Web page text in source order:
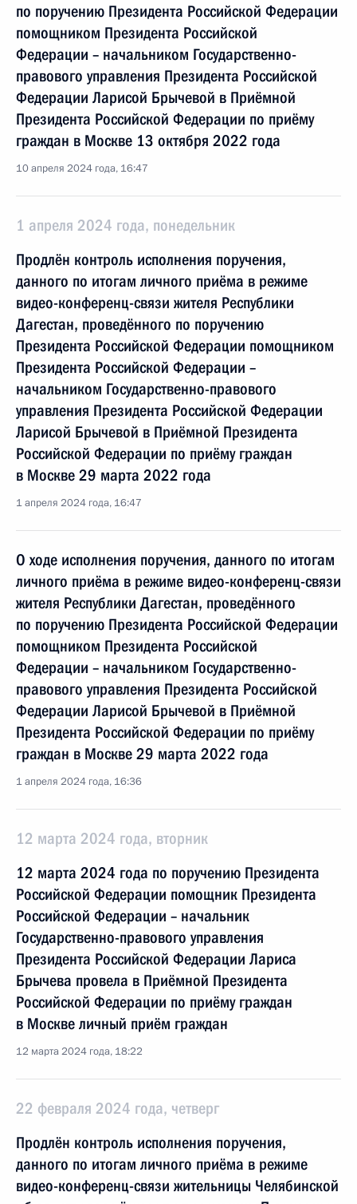
по поручению Президента Российской Федерации
помощником Президента Российской
Федерации – начальником Государственно-
правового управления Президента Российской
Федерации Ларисой Брычевой в Приёмной
Президента Российской Федерации по приёму
граждан в Москве 13 октября 2022 года
10 апреля 2024 года, 16:47
1 апреля 2024 года, понедельник
Продлён контроль исполнения поручения,
данного по итогам личного приёма в режиме
видео-конференц-связи жителя Республики
Дагестан, проведённого по поручению
Президента Российской Федерации помощником
Президента Российской Федерации –
начальником Государственно-правового
управления Президента Российской Федерации
Ларисой Брычевой в Приёмной Президента
Российской Федерации по приёму граждан
в Москве 29 марта 2022 года
1 апреля 2024 года, 16:47
О ходе исполнения поручения, данного по итогам
личного приёма в режиме видео-конференц-связи
жителя Республики Дагестан, проведённого
по поручению Президента Российской Федерации
помощником Президента Российской
Федерации – начальником Государственно-
правового управления Президента Российской
Федерации Ларисой Брычевой в Приёмной
Президента Российской Федерации по приёму
граждан в Москве 29 марта 2022 года
1 апреля 2024 года, 16:36
12 марта 2024 года, вторник
12 марта 2024 года по поручению Президента
Российской Федерации помощник Президента
Российской Федерации – начальник
Государственно-правового управления
Президента Российской Федерации Лариса
Брычева провела в Приёмной Президента
Российской Федерации по приёму граждан
в Москве личный приём граждан
12 марта 2024 года, 18:22
22 февраля 2024 года, четверг
Продлён контроль исполнения поручения,
данного по итогам личного приёма в режиме
видео-конференц-связи жительницы Челябинской